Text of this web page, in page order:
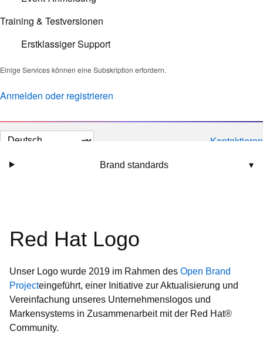
Training & Testversionen
Erstklassiger Support
Einige Services können eine Subskription erfordern.
Anmelden oder registrieren
Sprache
Kontaktieren
Brand standards ▾
Red Hat Logo
Unser Logo wurde 2019 im Rahmen des Open Brand
Projecteingeführt, einer Initiative zur Aktualisierung und
Vereinfachung unseres Unternehmenslogos und
Markensystems in Zusammenarbeit mit der Red Hat®
Community.